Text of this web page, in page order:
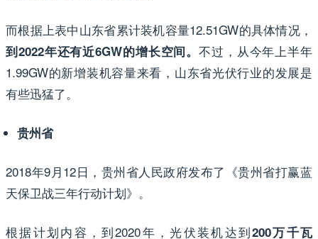
而根据上表中山东省累计装机容量12.51GW的具体情况，
到2022年还有近6GW的增长空间。不过，从今年上半年
1.99GW的新增装机容量来看，山东省光伏行业的发展是
有些迅猛了。
贵州省
2018年9月12日，贵州省人民政府发布了《贵州省打赢蓝
天保卫战三年行动计划》。
根据计划内容，到2020年，光伏装机达到200万千瓦